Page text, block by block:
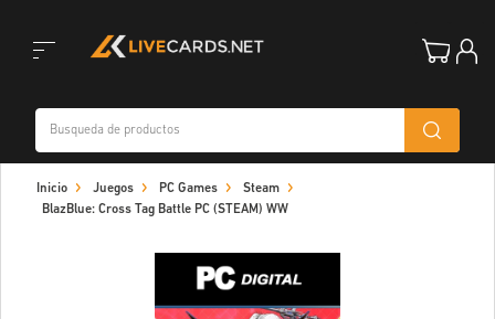
navigation
Inicio Juegos PC Games
Steam
BlazBlue: Cross Tag Battle PC (STEAM) WW